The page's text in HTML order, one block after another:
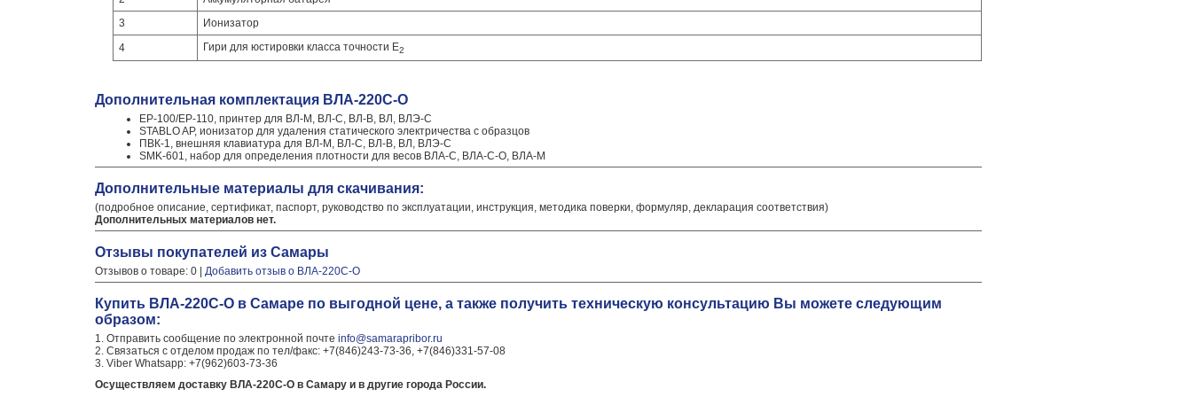
3
Ионизатор
4
Гири для юстировки класса точности Е2
Дополнительная комплектация ВЛА-220С-О
EP-100/EP-110, принтер для ВЛ-М, ВЛ-С, ВЛ-В, ВЛ, ВЛЭ-С
STABLO AP, ионизатор для удаления статического электричества с образцов
ПВК-1, внешняя клавиатура для ВЛ-М, ВЛ-С, ВЛ-В, ВЛ, ВЛЭ-С
SMK-601, набор для определения плотности для весов ВЛА-С, ВЛА-С-О, ВЛА-М
Дополнительные материалы для скачивания:
(подробное описание, сертификат, паспорт, руководство по эксплуатации, инструкция, методика поверки, формуляр, декларация соответствия)
Дополнительных материалов нет.
Отзывы покупателей из Самары
Отзывов о товаре: 0 | Добавить отзыв о ВЛА-220С-О
Купить ВЛА-220С-О в Самаре по выгодной цене, а также получить техническую консультацию Вы можете следующим
образом:
1. Отправить сообщение по электронной почте info@samarapribor.ru
2. Связаться с отделом продаж по тел/факс: +7(846)243-73-36, +7(846)331-57-08
3. Viber Whatsapp: +7(962)603-73-36
Осуществляем доставку ВЛА-220С-О в Самару и в другие города России.